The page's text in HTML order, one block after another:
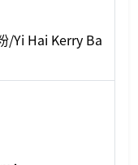
/Yi Hai Kerry Ba